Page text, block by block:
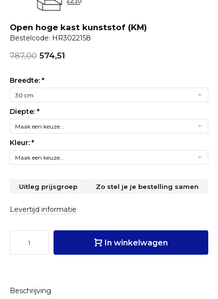
Open hoge kast kunststof (KM)
Bestelcode: HR3022158
787,00 574,51
Breedte: *
Diepte: *
Kleur: *
Uitleg prijsgroep Zo stel je je bestelling samen
Levertijd informatie
In winkelwagen
Beschrijving